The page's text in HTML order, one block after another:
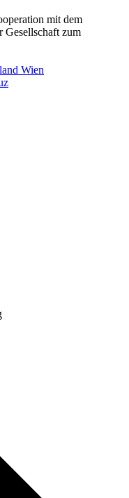
mit dem
Gesellschaft zum